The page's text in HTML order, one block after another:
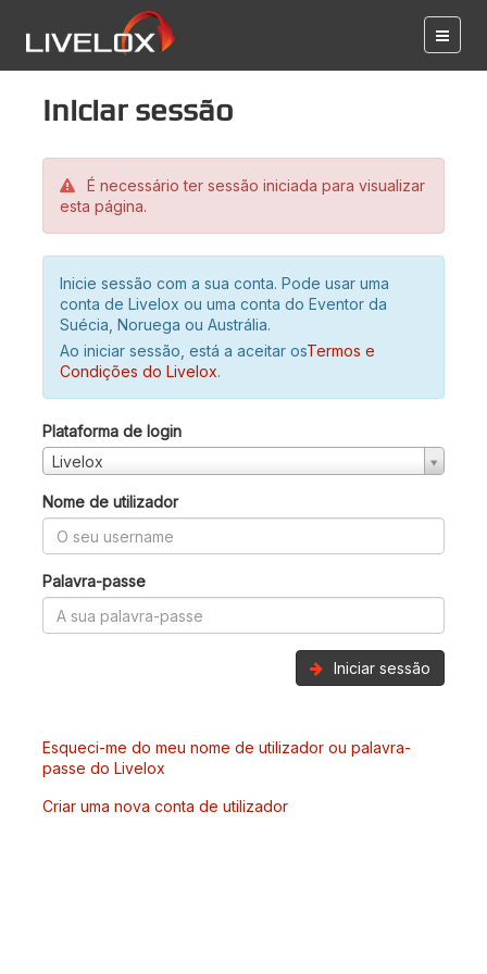
Iniciar sessão
É necessário ter sessão iniciada para visualizar
esta página.
Inicie sessão com a sua conta. Pode usar uma
conta de Livelox ou uma conta do Eventor da
Suécia, Noruega ou Austrália.
Ao iniciar sessão, está a aceitar osTermos e
Condições do Livelox.
Plataforma de login
Livelox
Nome de utilizador
Palavra-passe
Iniciar sessão
Esqueci-me do meu nome de utilizador ou palavra-
passe do Livelox
Criar uma nova conta de utilizador